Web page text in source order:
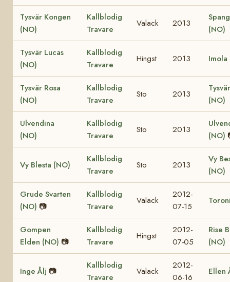
Tysvär Kongen
(NO)
Kallblodig
Travare
Valack 2013
(NO)
Tysvär Lucas
(NO)
Kallblodig
Travare
Hingst 2013 Imola
Tysvär Rosa
(NO)
Kallblodig
Travare
Sto 2013
(NO)
Ulvendina
(NO)
Kallblodig
Travare
Sto 2013
(NO)
Vy Blesta (NO)
Kallblodig
Travare
Sto 2013
Vy
(NO)
Grude Svarten
(NO) 📷
Kallblodig
Travare
Valack
2012-
07-15
Gompen
Elden (NO) 📷
Kallblodig
Travare
Hingst
2012-
07-05
Rise
(NO)
Inge Ålj 📷
Kallblodig
Travare
Valack
2012-
06-16
Ellen